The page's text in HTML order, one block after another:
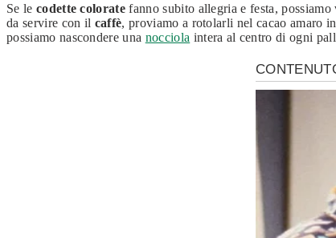
Se le codette colorate fanno subito allegria e festa,
da servire con il caffè, proviamo a rotolarli nel cacao amaro
possiamo nascondere una nocciola intera al centro di ogni